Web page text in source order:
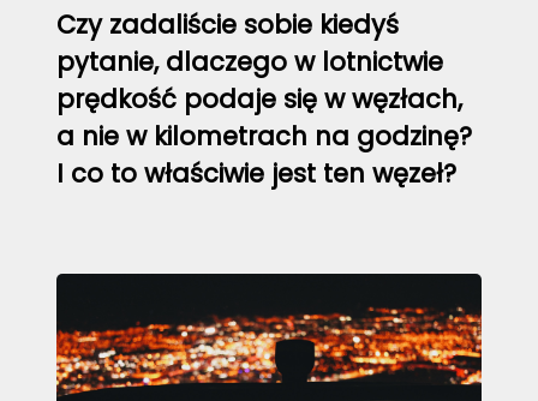
Czy zadaliście sobie kiedyś
pytanie, dlaczego w lotnictwie
prędkość podaje się w węzłach,
a nie w kilometrach na godzinę?
I co to właściwie jest ten węzeł?